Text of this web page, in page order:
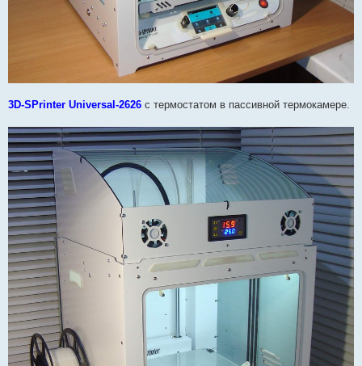
3D-SPrinter Universal-2626 с термостатом в пассивной термокамере.